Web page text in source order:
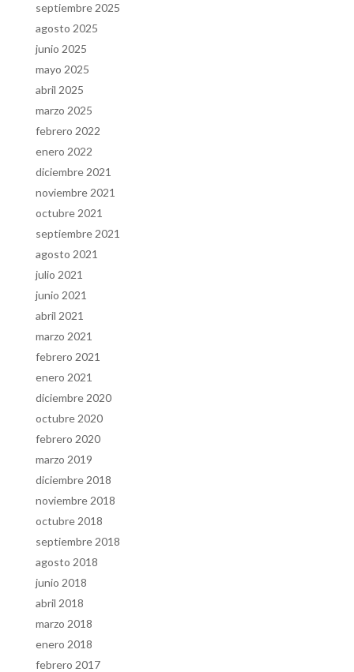
septiembre 2025
agosto 2025
junio 2025
mayo 2025
abril 2025
marzo 2025
febrero 2022
enero 2022
diciembre 2021
noviembre 2021
octubre 2021
septiembre 2021
agosto 2021
julio 2021
junio 2021
abril 2021
marzo 2021
febrero 2021
enero 2021
diciembre 2020
octubre 2020
febrero 2020
marzo 2019
diciembre 2018
noviembre 2018
octubre 2018
septiembre 2018
agosto 2018
junio 2018
abril 2018
marzo 2018
enero 2018
febrero 2017